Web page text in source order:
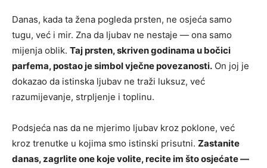
Danas, kada ta žena pogleda prsten, ne osjeća samo
tugu, već i mir. Zna da ljubav ne nestaje — ona samo
mijenja oblik. Taj prsten, skriven godinama u bočici
parfema, postao je simbol vječne povezanosti. On joj je
dokazao da istinska ljubav ne traži luksuz, već
razumijevanje, strpljenje i toplinu.
Podsjeća nas da ne mjerimo ljubav kroz poklone, već
kroz trenutke u kojima smo istinski prisutni. Zastanite
danas, zagrlite one koje volite, recite im što osjećate —